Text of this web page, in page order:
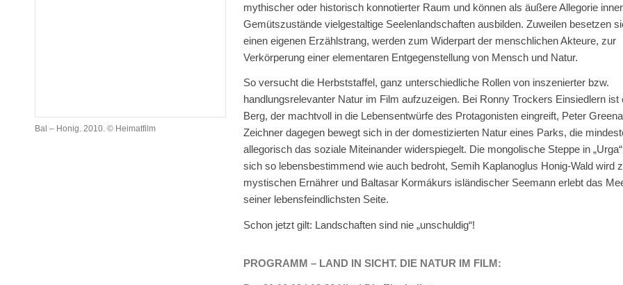
Bal – Honig. 2010. © Heimatfilm
mythischer oder historisch konnotierter Raum und können als äußere Allegorie
Gemütszustände vielgestaltige Seelenlandschaften ausbilden. Zuweilen besetzen
einen eigenen Erzählstrang, werden zum Widerpart der menschlichen Akteure, zur
Verkörperung einer elementaren Entgegenstellung von Mensch und Natur.
So versucht die Herbststaffel, ganz unterschiedliche Rollen von inszenierter bzw.
handlungsrelevanter Natur im Film aufzuzeigen. Bei Ronny Trockers Einsiedlern ist
Berg, der machtvoll in die Lebensentwürfe des Protagonisten eingreift, Peter
Zeichner dagegen bewegt sich in der domestizierten Natur eines Parks, die
allegorisch das soziale Miteinander widerspiegelt. Die mongolische Steppe in
sich so lebensbestimmend wie auch bedroht, Semih Kaplanoglus Honig-Wald wird
mystischen Ernährer und Baltasar Kormákurs isländischer Seemann erlebt das
seiner lebensfeindlichsten Seite.
Schon jetzt gilt: Landschaften sind nie „unschuldig“!
PROGRAMM – LAND IN SICHT. DIE NATUR IM FILM: